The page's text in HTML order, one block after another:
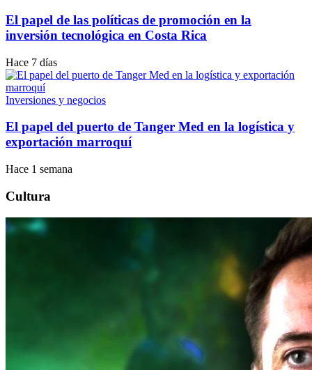
El papel de las políticas de promoción en la
inversión tecnológica en Costa Rica
Hace 7 días
Inversiones y negocios
El papel del puerto de Tanger Med en la logística y
exportación marroquí
Hace 1 semana
Cultura